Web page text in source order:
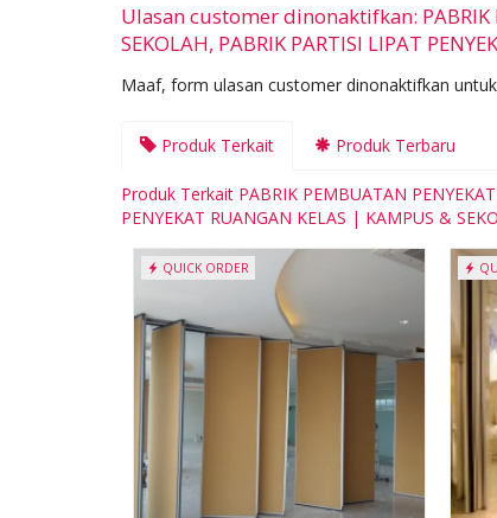
Ulasan customer dinonaktifkan: PABRIK
SEKOLAH, PABRIK PARTISI LIPAT
Maaf, form ulasan customer dinonaktifkan
Produk Terkait Produk Terbaru
Produk Terkait PABRIK PEMBUATAN
PENYEKAT RUANGAN KELAS | KAMPUS &
QUICK ORDER